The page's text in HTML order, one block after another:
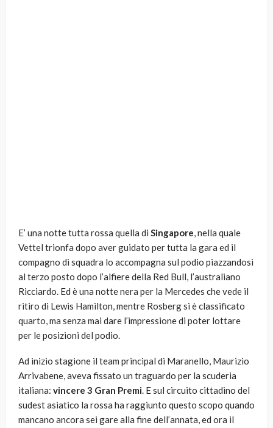
E’ una notte tutta rossa quella di Singapore, nella quale
Vettel trionfa dopo aver guidato per tutta la gara ed il
compagno di squadra lo accompagna sul podio piazzandosi
al terzo posto dopo l’alfiere della Red Bull, l’australiano
Ricciardo. Ed è una notte nera per la Mercedes che vede il
ritiro di Lewis Hamilton, mentre Rosberg si è classificato
quarto, ma senza mai dare l’impressione di poter lottare
per le posizioni del podio.
Ad inizio stagione il team principal di Maranello, Maurizio
Arrivabene, aveva fissato un traguardo per la scuderia
italiana: vincere 3 Gran Premi. E sul circuito cittadino del
sudest asiatico la rossa ha raggiunto questo scopo quando
mancano ancora sei gare alla fine dell’annata, ed ora il